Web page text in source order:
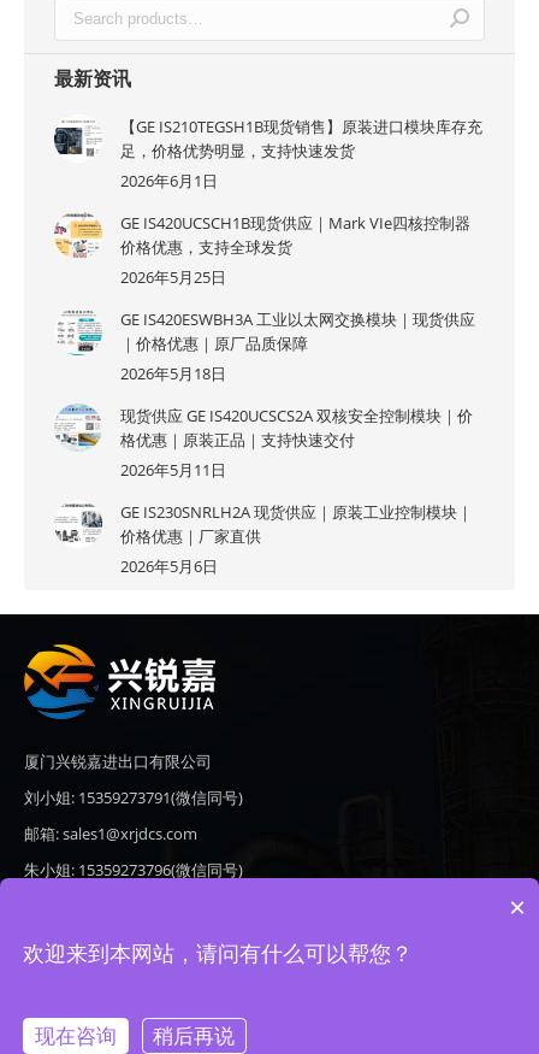
最新资讯
【GE IS210TEGSH1B现货销售】原装进口模块库存充
足，价格优势明显，支持快速发货
2026年6月1日
GE IS420UCSCH1B现货供应｜Mark VIe四核控制器
价格优惠，支持全球发货
2026年5月25日
GE IS420ESWBH3A 工业以太网交换模块｜现货供应
｜价格优惠｜原厂品质保障
2026年5月18日
现货供应 GE IS420UCSCS2A 双核安全控制模块｜价
格优惠｜原装正品｜支持快速交付
2026年5月11日
GE IS230SNRLH2A 现货供应｜原装工业控制模块｜
价格优惠｜厂家直供
2026年5月6日
厦门兴锐嘉进出口有限公司
刘小姐: 15359273791(微信同号)
邮箱: sales1@xrjdcs.com
朱小姐: 15359273796(微信同号)
地址: 厦门市翔安区新澳路510号海峡现代城A座6楼609
Copyright © 2020-2026 厦门兴锐嘉进出口有限公司 版权所有 备案号：
×
欢迎来到本网站，请问有什么可以帮您？
现在咨询 稍后再说